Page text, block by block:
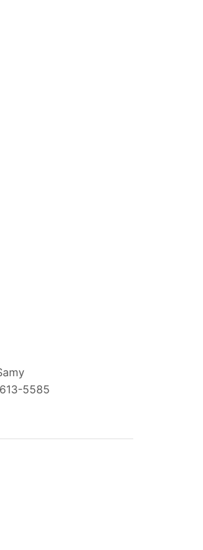
5585